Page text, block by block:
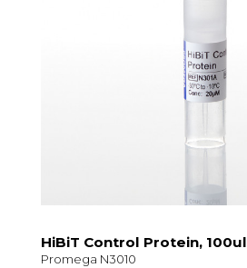
HiBiT Control Protein, 100ul
Promega N3010